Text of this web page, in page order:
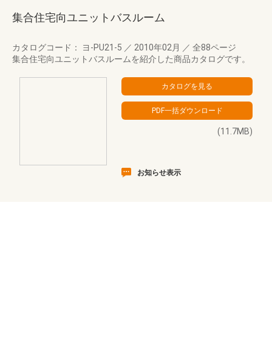
集合住宅向ユニットバスルーム
カタログコード： ヨ-PU21-5 ／ 2010年02月 ／ 全88ページ
集合住宅向ユニットバスルームを紹介した商品カタログです。
(11.7MB)
お知らせ表示